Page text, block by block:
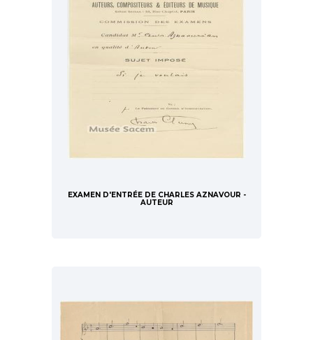
EXAMEN D'ENTRÉE DE CHARLES AZNAVOUR -
AUTEUR